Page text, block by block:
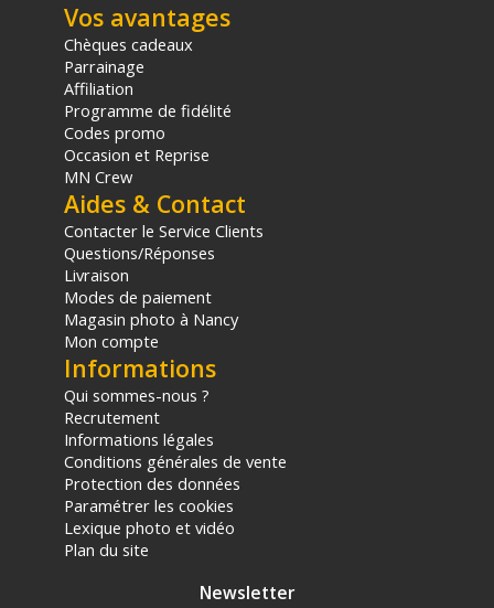
Vos avantages
Chèques cadeaux
Parrainage
Affiliation
Programme de fidélité
Codes promo
Occasion et Reprise
MN Crew
Aides & Contact
Contacter le Service Clients
Questions/Réponses
Livraison
Modes de paiement
Magasin photo à Nancy
Mon compte
Informations
Qui sommes-nous ?
Recrutement
Informations légales
Conditions générales de vente
Protection des données
Paramétrer les cookies
Lexique photo et vidéo
Plan du site
Newsletter